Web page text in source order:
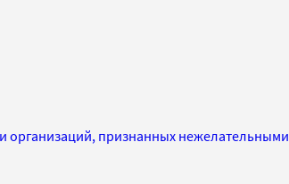
организаций, признанных нежелательными